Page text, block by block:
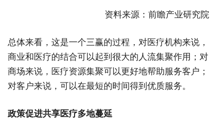
资料来源：前瞻产业研究院
总体来看，这是一个三赢的过程，对医疗机构来说，
商业和医疗的结合可以起到很大的人流集聚作用；对
商场来说，医疗资源集聚可以更好地帮助服务客户；
对客户来说，可以在最短的时间得到优质服务。
政策促进共享医疗多地蔓延